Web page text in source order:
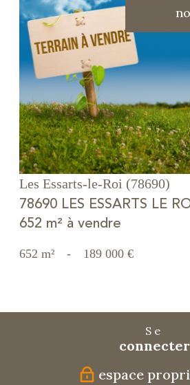
voir le bien
Les Essarts-le-Roi (78690)
78690 LES ESSARTS LE
652 m² à vendre
652 m² - 189 000 €
Se
connecter
espace